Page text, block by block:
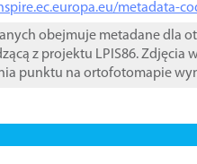
metadata-
obejmuje metadane dla
z projektu LPIS86. Zdjęcia
punktu na ortofotomapie